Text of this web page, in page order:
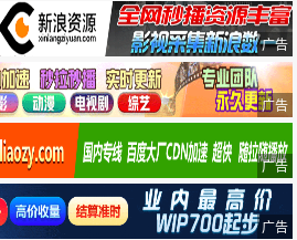
广告
广告
广告
广告